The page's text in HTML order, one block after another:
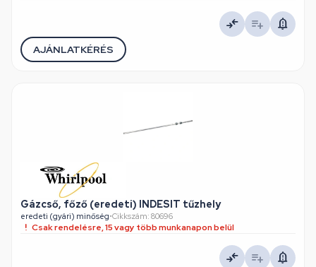
AJÁNLATKÉRÉS
Gázcső, főző (eredeti) INDESIT tűzhely
eredeti (gyári) minőség•Cikkszám: 80696
Csak rendelésre, 15 vagy több munkanapon belül